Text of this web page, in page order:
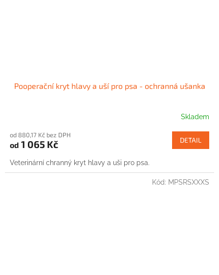
Pooperační kryt hlavy a uší pro psa - ochranná ušanka
Skladem
od 880,17 Kč bez DPH
od 1 065 Kč DETAIL
Veterinární chranný kryt hlavy a uši pro psa.
Kód: MPSRSXXXS